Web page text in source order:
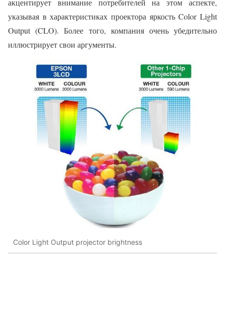
акцентирует внимание потребителей на этом аспекте,
указывая в характеристиках проектора яркость Color Light
Output (CLO). Более того, компания очень убедительно
иллюстрирует свои аргументы.
Color Light Output projector brightness